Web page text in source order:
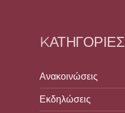
KΑΤΗΓΟΡΊΕΣ
Ανακοινώσεις
Εκδηλώσεις